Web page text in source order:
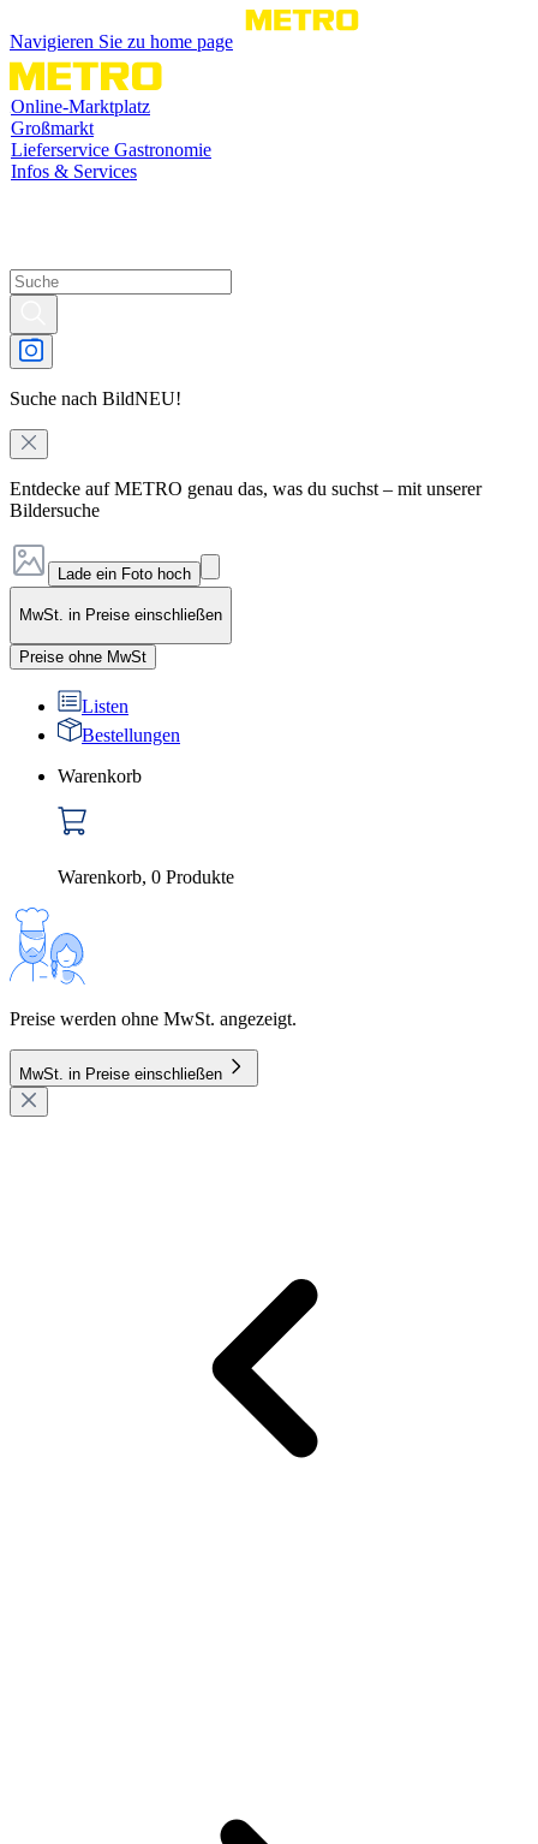
Navigieren Sie zu home page
Online-Marktplatz
Großmarkt
Lieferservice Gastronomie
Infos & Services
Suche nach BildNEU!
Entdecke auf METRO genau das, was du suchst – mit unserer
Bildersuche
Lade ein Foto hoch
MwSt. in Preise einschließen
Preise ohne MwSt
Listen
Bestellungen
Warenkorb
Warenkorb, 0 Produkte
Preise werden ohne MwSt. angezeigt.
MwSt. in Preise einschließen